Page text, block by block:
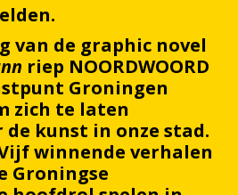
van de graphic novel
riep NOORDWOORD
Groningen
zich te laten
kunst in onze stad.
winnende verhalen
Groningse